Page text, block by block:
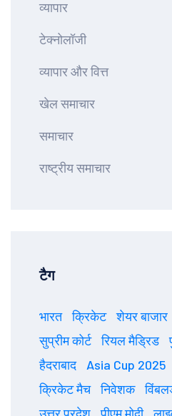
व्यापार
टेक्नोलॉजी
व्यापार और वित्त
खेल समाचार
समाचार
राष्ट्रीय समाचार
टैग
भारत क्रिकेट शेयर बाजार
सुप्रीम कोर्ट
रियल मैड्रिड
हैदराबाद
Asia Cup 2025
क्रिकेट मैच
निवेशक
उत्तर प्रदेश
पीएम मोदी